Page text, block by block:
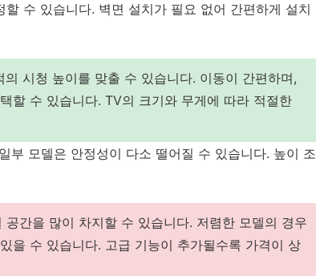
수 있습니다. 벽면 설치가 필요 없어 간편하게 설치
시청 높이를 맞출 수 있습니다. 이동이 간편하며,
할 수 있습니다. TV의 크기와 무게에 따라 적절한
부 모델은 안정성이 다소 떨어질 수 있습니다. 높이 조
간을 많이 차지할 수 있습니다. 저렴한 모델의 경우
을 수 있습니다. 고급 기능이 추가될수록 가격이 상